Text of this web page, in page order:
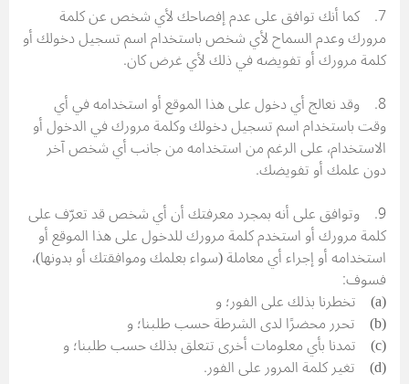
7. كما أنك توافق على عدم إفصاحك لأي شخص عن كلمة
مرورك وعدم السماح لأي شخص باستخدام اسم تسجيل دخولك أو
كلمة مرورك أو تفويضه في ذلك لأي غرض كان.
8. وقد نعالج أي دخول على هذا الموقع أو استخدامه في أي
وقت باستخدام اسم تسجيل دخولك وكلمة مرورك في الدخول أو
الاستخدام، على الرغم من استخدامه من جانب أي شخص آخر
دون علمك أو تفويضك.
9. وتوافق على أنه بمجرد معرفتك أن أي شخص قد تعرّف على
كلمة مرورك أو استخدم كلمة مرورك للدخول على هذا الموقع أو
استخدامه أو إجراء أي معاملة (سواء بعلمك وموافقتك أو بدونها)،
فسوف:
(a) تخطرنا بذلك على الفور؛ و
(b) تحرر محضرًا لدى الشرطة حسب طلبنا؛ و
(c) تمدنا بأي معلومات أخرى تتعلق بذلك حسب طلبنا؛ و
(d) تغير كلمة المرور على الفور.